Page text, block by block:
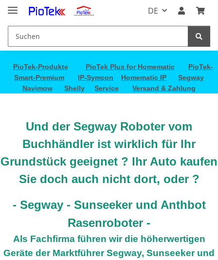
DE
PioTek-Produkte PioTek Plus for Homematic
PioTek-
Smart-Premium
IP-Symcon Homematic IP
Segway
Navimow
Shelly Service Versand & Zahlung
Und der Segway Roboter vom
Buchhändler ist wirklich für Ihr
Grundstück geeignet ? Ihr Auto kaufen
Sie doch auch nicht dort, oder ?
- Segway - Sunseeker und Anthbot
Rasenroboter -
Als Fachfirma führen wir die höherwertigen
Geräte der Marktführer Segway, Sunseeker und